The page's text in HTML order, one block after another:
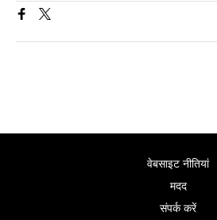
वेबसाइट नीतियां
मदद
संपर्क करें